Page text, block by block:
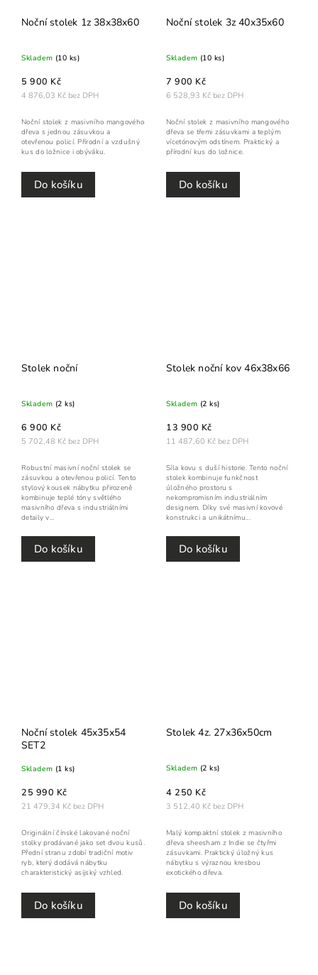
Noční stolek 1z 38x38x60
Skladem (10 ks)
4 876,03 Kč bez DPH
5 900 Kč
Do košíku
Noční stolek z masivního mangového
dřeva s jednou zásuvkou a
otevřenou policí. Přírodní a vzdušný
kus do ložnice i obýváku.
Noční stolek 3z 40x35x60
Skladem (10 ks)
6 528,93 Kč bez DPH
7 900 Kč
Do košíku
Noční stolek z masivního mangového
dřeva se třemi zásuvkami a teplým
vícetónovým odstínem. Praktický a
přírodní kus do ložnice.
Stolek noční
Skladem (2 ks)
5 702,48 Kč bez DPH
6 900 Kč
Do košíku
Robustní masivní noční stolek se
zásuvkou a otevřenou policí. Tento
stylový kousek nábytku přirozeně
kombinuje teplé tóny světlého
masivního dřeva s industriálními
detaily v...
Stolek noční kov 46x38x66
Skladem (2 ks)
11 487,60 Kč bez DPH
13 900 Kč
Do košíku
Síla kovu s duší historie. Tento noční
stolek kombinuje funkčnost
úložného prostoru s
nekompromisním industriálním
designem. Díky své masivní kovové
konstrukci a unikátnímu...
Noční stolek 45x35x54
SET2
Skladem (1 ks)
21 479,34 Kč bez DPH
25 990 Kč
Do košíku
Originální čínské lakované noční
stolky prodávané jako set dvou kusů.
Přední stranu zdobí tradiční motiv
ryb, který dodává nábytku
charakteristický asijský vzhled.
Stolek 4z. 27x36x50cm
Skladem (2 ks)
3 512,40 Kč bez DPH
4 250 Kč
Do košíku
Malý kompaktní stolek z masivního
dřeva sheesham z Indie se čtyřmi
zásuvkami. Praktický úložný kus
nábytku s výraznou kresbou
exotického dřeva.